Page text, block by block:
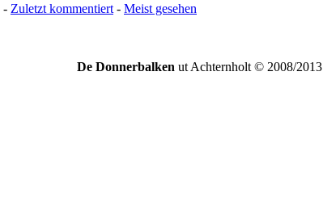
- Zuletzt kommentiert - Meist gesehen
De Donnerbalken ut Achternholt © 2008/2013